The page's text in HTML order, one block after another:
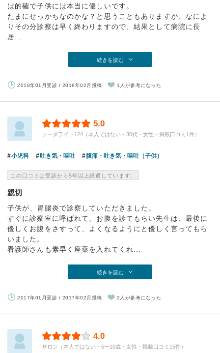
は的確で子供には本当に優しいです。
たまにせっかちなのかな？と思うこともありますが、なによ
りその分診察は早く終わりますので、結果として病院に長
居...
続きを読む
2018年01月受診 / 2018年02月投稿 1人が参考になった
5.0
ソーダライト124（本人ではない・30代・女性・掲載口コミ1件）
小児科 吐き気・嘔吐 腹痛・吐き気・嘔吐（子供）
この口コミは受診から5年以上経過しています。
親切
子供が、胃腸炎で診察していただきました。
すぐに診察室に呼ばれて、お腹を診てもらい先生は、最後に
優しくお腹をさすって、よくなるようにと優しく言ってもら
いました。
看護師さんも素早く座薬を入れてくれ...
続きを読む
2017年01月受診 / 2017年02月投稿 2人が参考になった
4.0
サロン（本人ではない・5〜10歳・女性・掲載口コミ15件）